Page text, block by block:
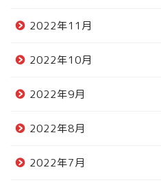
2022年11月
2022年10月
2022年9月
2022年8月
2022年7月